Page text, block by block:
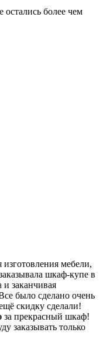
более чем
мебели,
шкаф-купе в
и заканчивая
было сделано очень
скидку сделали!
за прекрасный шкаф!
заказывать только